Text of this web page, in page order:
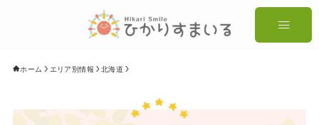
ホーム エリア別情報 北海道